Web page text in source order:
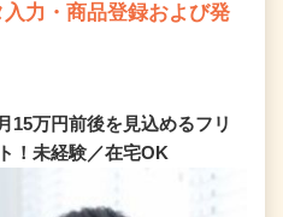
力・商品登録および発
15万円前後を見込めるフリ
！未経験／在宅OK